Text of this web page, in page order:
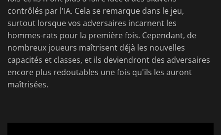
contrôlés par l'IA. Cela se remarque dans le jeu,
surtout lorsque vos adversaires incarnent les
hommes-rats pour la première fois. Cependant, de
nombreux joueurs maîtrisent déjà les nouvelles
capacités et classes, et ils deviendront des adversaires
encore plus redoutables une fois qu'ils les auront
maîtrisées.